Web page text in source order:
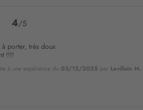
4/5
porter, très doux
!!!!
à une expérience du 03/12/2025 par Levillain M.